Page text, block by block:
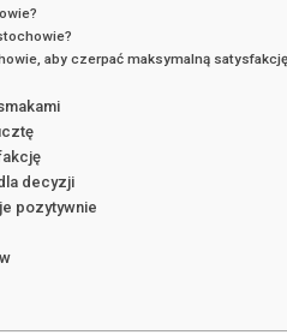
aby czerpać maksymalną
decyzji
pozytywnie